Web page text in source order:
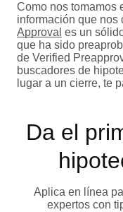
Como nos tomamos
información que nos
Approval es un
que ha sido
de Verified
buscadores de
lugar a un cierre, te
Da el
Aplica en línea
expertos con